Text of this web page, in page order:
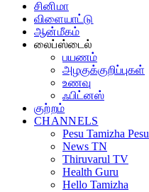
சினிமா
விளையாட்டு
ஆன்மீகம்
லைப்ஸ்டைல்
பயணம்
அழகுக்குறிப்புகள்
உணவு
ஃபிட்னஸ்
குற்றம்
CHANNELS
Pesu Tamizha Pesu
News TN
Thiruvarul TV
Health Guru
Hello Tamizha